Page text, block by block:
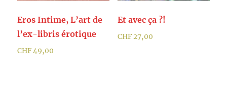
Eros Intime, L’art de
l’ex-libris érotique
CHF49,00
Et avec ça ?!
CHF27,00